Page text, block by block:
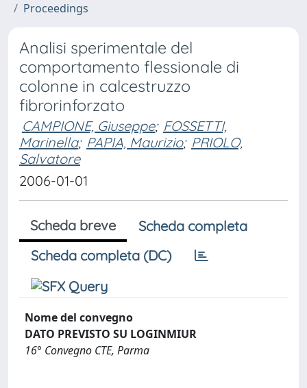
Proceedings
Analisi sperimentale del
comportamento flessionale di
colonne in calcestruzzo
fibrorinforzato
CAMPIONE, Giuseppe; FOSSETTI,
Marinella; PAPIA, Maurizio; PRIOLO,
Salvatore
2006-01-01
Scheda breve
Scheda completa
Scheda completa (DC)
Nome del convegno
DATO PREVISTO SU LOGINMIUR
16° Convegno CTE, Parma